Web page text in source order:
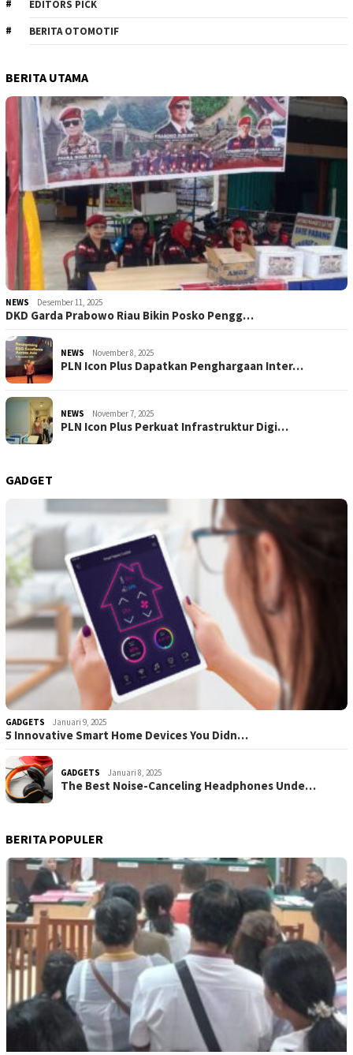
EDITORS PICK
BERITA OTOMOTIF
BERITA UTAMA
NEWS Desember 11, 2025
DKD Garda Prabowo Riau Bikin Posko Pengg…
NEWS November 8, 2025
PLN Icon Plus Dapatkan Penghargaan Inter…
NEWS November 7, 2025
PLN Icon Plus Perkuat Infrastruktur Digi…
GADGET
GADGETS Januari 9, 2025
5 Innovative Smart Home Devices You Didn…
GADGETS Januari 8, 2025
The Best Noise-Canceling Headphones Unde…
BERITA POPULER